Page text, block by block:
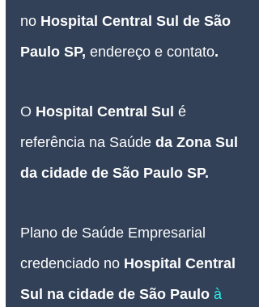
no Hospital Central Sul de São
Paulo SP, endereço e contato.
O Hospital Central Sul é
referência na Saúde da Zona Sul
da cidade de São Paulo SP.
Plano de Saúde Empresarial
credenciado no Hospital Central
Sul na cidade de São Paulo à